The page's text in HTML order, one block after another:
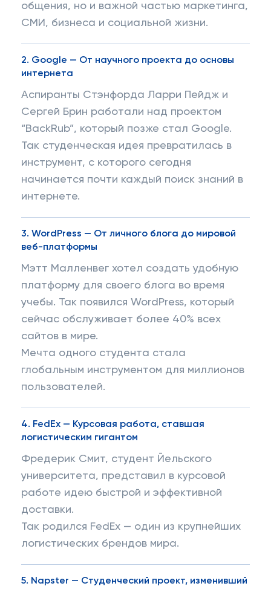
общения, но и важной частью маркетинга,
СМИ, бизнеса и социальной жизни.
2. Google — От научного проекта до основы
интернета
Аспиранты Стэнфорда Ларри Пейдж и
Сергей Брин работали над проектом
“BackRub”, который позже стал Google.
Так студенческая идея превратилась в
инструмент, с которого сегодня
начинается почти каждый поиск знаний в
интернете.
3. WordPress — От личного блога до мировой
веб-платформы
Мэтт Малленвег хотел создать удобную
платформу для своего блога во время
учебы. Так появился WordPress, который
сейчас обслуживает более 40% всех
сайтов в мире.
Мечта одного студента стала
глобальным инструментом для миллионов
пользователей.
4. FedEx — Курсовая работа, ставшая
логистическим гигантом
Фредерик Смит, студент Йельского
университета, представил в курсовой
работе идею быстрой и эффективной
доставки.
Так родился FedEx — один из крупнейших
логистических брендов мира.
5. Napster — Студенческий проект, изменивший